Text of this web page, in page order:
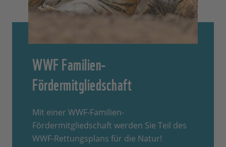
WWF Familien-
Fördermitgliedschaft
Mit einer WWF-Familien-
Fördermitgliedschaft werden Sie Teil des
WWF-Rettungsplans für die Natur!